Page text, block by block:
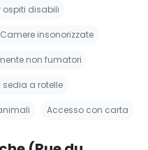
ospiti disabili
Camere insonorizzate
non fumatori
sedia a rotelle
Accesso con carta